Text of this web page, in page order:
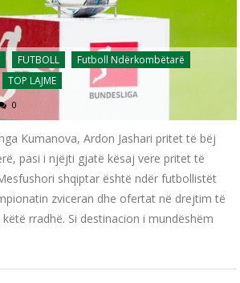
FUTBOLL
Futboll Ndërkombëtarë
TOP LAJME
0
Kumanova, Ardon Jashari pritet të bëj
pasi i njëjti gjatë kësaj vere pritet të
shqiptar është ndër futbollistët
zviceran dhe ofertat në drejtim të
rradhë. Si destinacion i mundëshëm